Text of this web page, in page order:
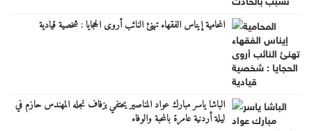
المحامية إيناس الفقهاء تهنئ النائب أروى الحجايا : شخصية قيادية
الباشا ياسر مبارك عواد المناصير يحتفي بزفاف نجله المهندس حازم في
ليلة أردنية عامرة بالمحبة والوفاء